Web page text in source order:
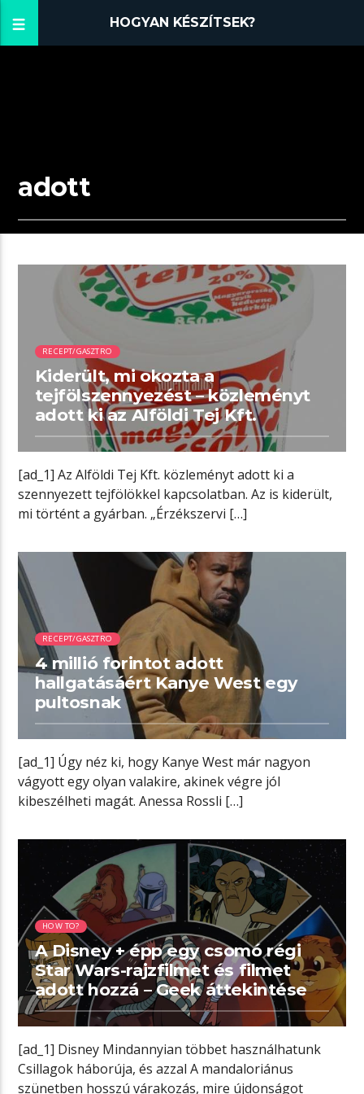
HOGYAN KÉSZÍTSEK?
adott
01:59 READ TIME
RECEPT/GASZTRO
Kiderült, mi okozta a
tejfölszennyezést – közleményt
adott ki az Alföldi Tej Kft.
[ad_1] Az Alföldi Tej Kft. közleményt adott ki a
szennyezett tejfölökkel kapcsolatban. Az is kiderült,
mi történt a gyárban. „Érzékszervi […]
01:24 READ TIME
RECEPT/GASZTRO
4 millió forintot adott
hallgatásáért Kanye West egy
pultosnak
[ad_1] Úgy néz ki, hogy Kanye West már nagyon
vágyott egy olyan valakire, akinek végre jól
kibeszélheti magát. Anessa Rossli […]
02:04 READ TIME
HOW TO?
A Disney + épp egy csomó régi
Star Wars-rajzfilmet és filmet
adott hozzá – Geek áttekintése
[ad_1] Disney Mindannyian többet használhatunk
Csillagok háborúja, és azzal A mandaloriánus
szünetben hosszú várakozás, mire újdonságot